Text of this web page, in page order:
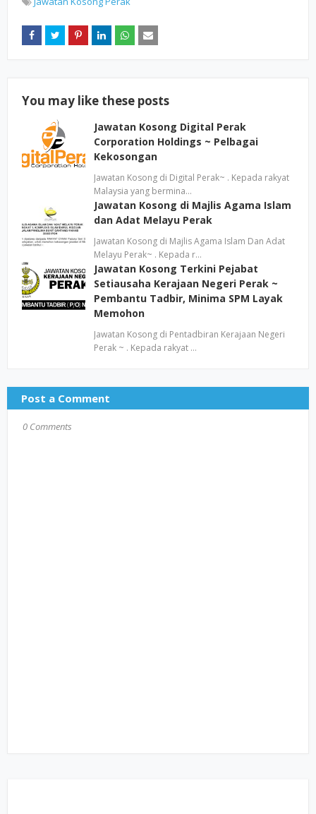
You may like these posts
Jawatan Kosong Digital Perak
Corporation Holdings ~ Pelbagai
Kekosongan
Jawatan Kosong di Digital Perak~ . Kepada rakyat
Malaysia yang bermina…
Jawatan Kosong di Majlis Agama Islam
dan Adat Melayu Perak
Jawatan Kosong di Majlis Agama Islam Dan Adat
Melayu Perak~ . Kepada r…
Jawatan Kosong Terkini Pejabat
Setiausaha Kerajaan Negeri Perak ~
Pembantu Tadbir, Minima SPM Layak
Memohon
Jawatan Kosong di Pentadbiran Kerajaan Negeri
Perak ~ . Kepada rakyat …
Post a Comment
0 Comments